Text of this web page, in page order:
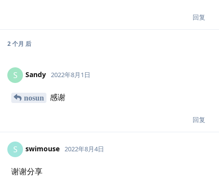
回复
2 个月 后
S Sandy 2022年8月1日
nosun 感谢
回复
S swimouse 2022年8月4日
谢谢分享